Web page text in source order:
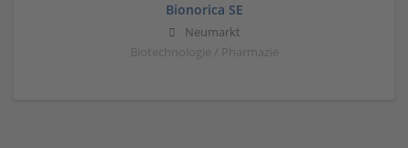
Bionorica SE
Neumarkt
Biotechnologie / Pharmazie